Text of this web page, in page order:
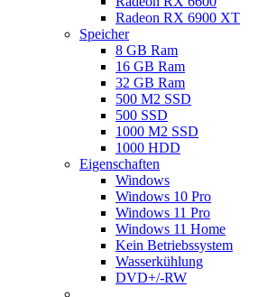
Radeon RX 6900 XT
Speicher
8 GB Ram
16 GB Ram
32 GB Ram
500 M2 SSD
500 SSD
1000 M2 SSD
1000 HDD
Eigenschaften
Windows
Windows 10 Pro
Windows 11 Pro
Windows 11 Home
Kein Betriebssystem
Wasserkühlung
DVD+/-RW